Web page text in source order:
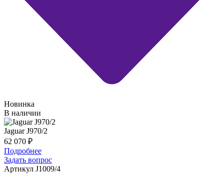
Новинка
В наличии
Jaguar J970/2
62 070 ₽
Подробнее
Задать вопрос
Артикул J1009/4